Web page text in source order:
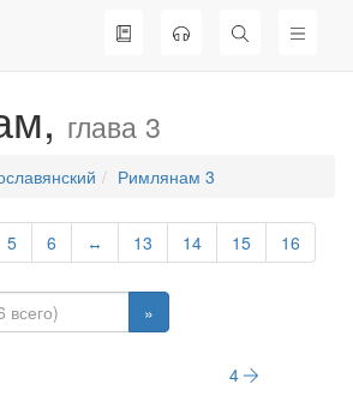
глава 3
Римлянам 3
5 6 ↔ 13 14 15 16
»
4